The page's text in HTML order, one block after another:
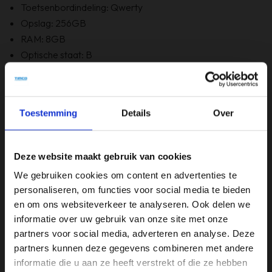
Toestemming Details Over
Deze website maakt gebruik van cookies
We gebruiken cookies om content en advertenties te
personaliseren, om functies voor social media te bieden
en om ons websiteverkeer te analyseren. Ook delen we
informatie over uw gebruik van onze site met onze
partners voor social media, adverteren en analyse. Deze
partners kunnen deze gegevens combineren met andere
informatie die u aan ze heeft verstrekt of die ze hebben
Toetsenbordindeling: Qwerty
Opslag: 256GB
RAM: 8GB
Optische staat: B
Specificaties
Beeldschermdiagonaal (inch)
15,6 inch
Merk
Lenovo
Opslagruimte